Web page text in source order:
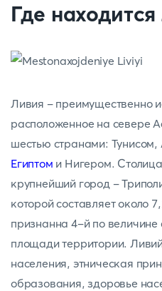
Где
Ливия - преимущественно
расположенное на севере
шестью странами:
Египтом и Нигером.
крупнейший город -
которой составляет около
признанна 4-й по
площади территории.
населения, этническая
образования, здоровье